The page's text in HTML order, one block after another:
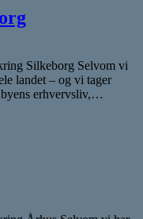
Silkeborg Selvom vi
landet – og vi tager
erhvervsliv,…